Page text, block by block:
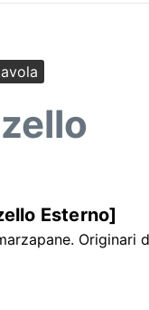
Esterno]
Originari